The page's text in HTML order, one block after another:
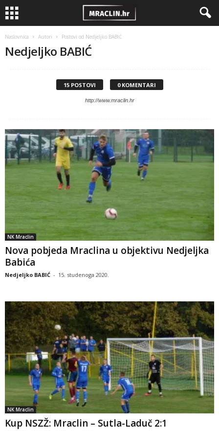
Naslovnica Autori Postovi od Nedjeljko BABIĆ
Nedjeljko BABIĆ
15 POSTOVI 0 KOMENTARI
http://www.mraclin.hr
NK Mraclin
Nova pobjeda Mraclina u objektivu Nedjeljka
Babića
Nedjeljko BABIĆ - 15. studenoga 2020.
NK Mraclin
Kup NSZŽ: Mraclin – Sutla-Laduč 2:1